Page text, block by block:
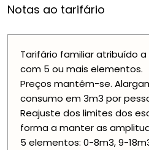
Notas ao tarifário
Tarifário familiar atribuído
com 5 ou mais elementos.
Preços mantêm-se.
consumo em 3m3 por
Reajuste dos limites dos
forma a manter as
5 elementos: 0-8m3, 9-